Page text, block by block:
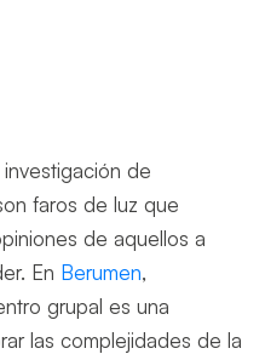
de
faros de luz que
de aquellos a
En Berumen,
grupal es una
las complejidades de la